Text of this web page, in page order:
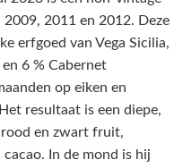
2011 en 2012. Deze
erfgoed van Vega Sicilia,
6 % Cabernet
op eiken en
resultaat is een diepe,
en zwart fruit,
In de mond is hij